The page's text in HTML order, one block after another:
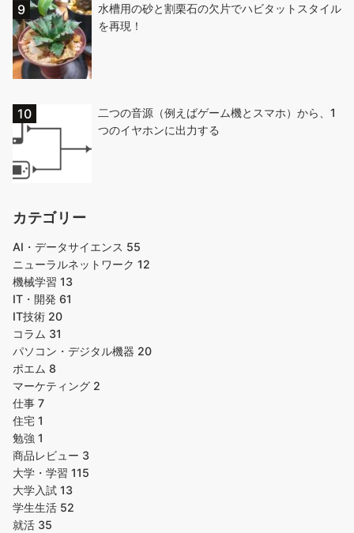
水槽用の砂と割栗石の欠片でハビタットスタイル
を再現！
二つの音源（例えばゲーム機とスマホ）から、1
つのイヤホンに出力する
カテゴリー
AI・データサイエンス 55
ニューラルネットワーク 12
機械学習 13
IT・開発 61
IT技術 20
コラム 31
パソコン・デジタル機器 20
ポエム 8
マーケティング 2
仕事 7
住宅 1
勉強 1
商品レビュー 3
大学・学習 115
大学入試 13
学生生活 52
就活 35